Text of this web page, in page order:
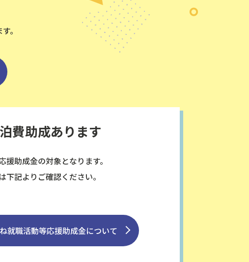
。
費助成あります
援助成金の対象となります。
下記よりご確認ください。
就職活動等応援助成金について